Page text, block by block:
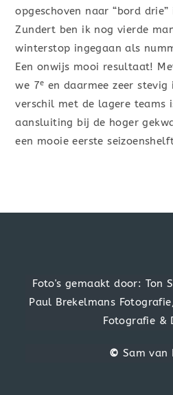
opgeschoven naar “bord drie”
Zundert ben ik nog vierde
winterstop ingegaan als
Een onwijs mooi resultaat!
we 7e en daarmee zeer
verschil met de lagere teams
aansluiting bij de hoger
een mooie eerste
Foto's gemaakt door: Ton
Paul Brekelmans
Fotografie &
© Sam van